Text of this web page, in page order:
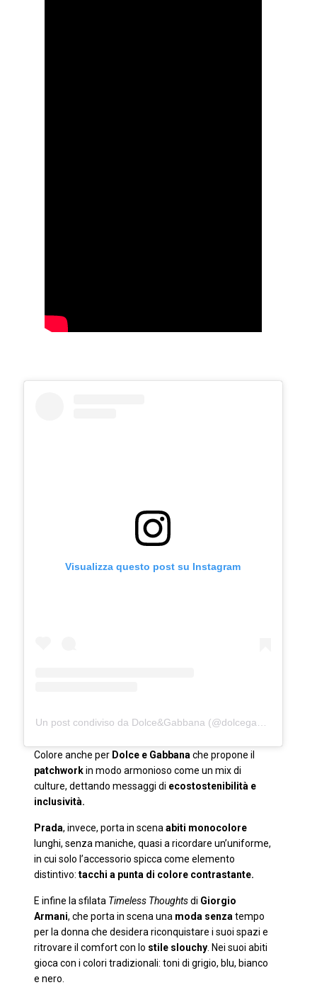
Visualizza questo post su Instagram
Un post condiviso da Dolce&Gabbana (@dolcegabbana)
Colore anche per Dolce e Gabbanache propone il
patchworkin modo armonioso come un mix di
culture, dettando messaggi di ecostostenibilità e
inclusività.
Prada, invece, porta in scenaabiti monocolore
lunghi, senza maniche, quasi a ricordare un’uniforme,
in cui solo l’accessorio spicca come elemento
distintivo: tacchi a punta di colore contrastante.
E infine la sfilata Timeless Thoughtsdi Giorgio
Armani, che porta in scena una moda senzatempo
per la donna che desidera riconquistare i suoi spazi e
ritrovare il comfort con lo stile slouchy. Nei suoi abiti
gioca con i colori tradizionali: toni di grigio, blu, bianco
e nero.